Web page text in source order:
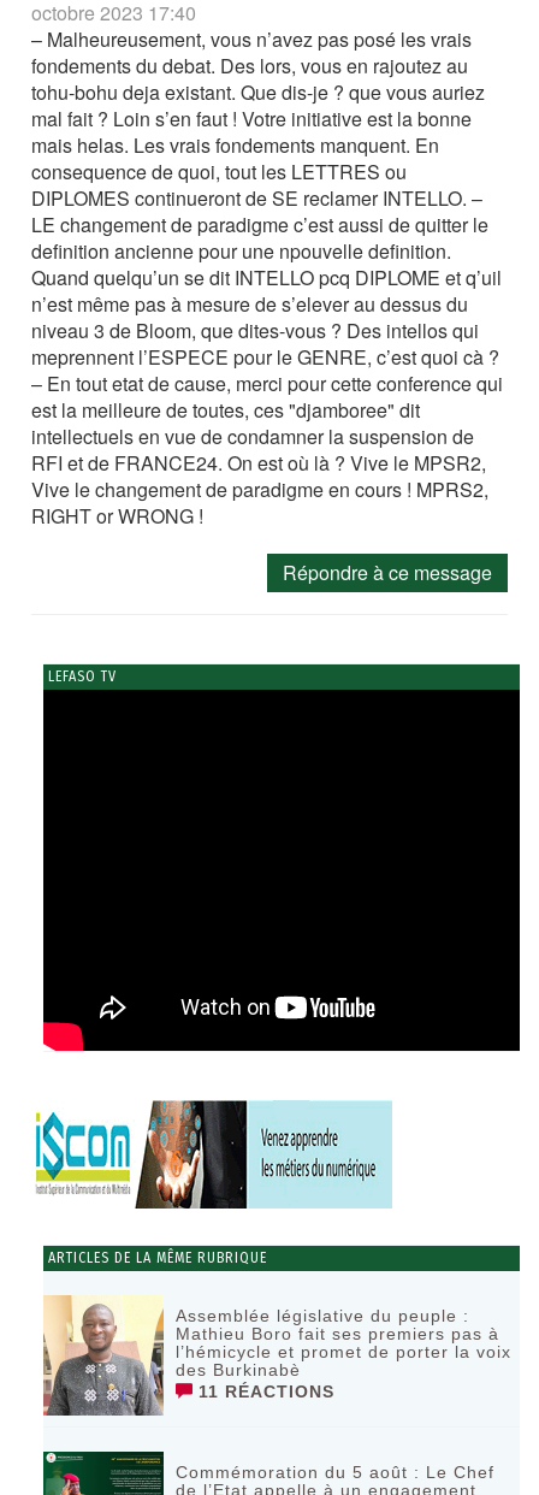
octobre 2023 17:40
– Malheureusement, vous n’avez pas posé les vrais
fondements du debat. Des lors, vous en rajoutez au
tohu-bohu deja existant. Que dis-je ? que vous auriez
mal fait ? Loin s’en faut ! Votre initiative est la bonne
mais helas. Les vrais fondements manquent. En
consequence de quoi, tout les LETTRES ou
DIPLOMES continueront de SE reclamer INTELLO. –
LE changement de paradigme c’est aussi de quitter le
definition ancienne pour une npouvelle definition.
Quand quelqu’un se dit INTELLO pcq DIPLOME et q’uil
n’est même pas à mesure de s’elever au dessus du
niveau 3 de Bloom, que dites-vous ? Des intellos qui
meprennent l’ESPECE pour le GENRE, c’est quoi cà ?
– En tout etat de cause, merci pour cette conference qui
est la meilleure de toutes, ces "djamboree" dit
intellectuels en vue de condamner la suspension de
RFI et de FRANCE24. On est où là ? Vive le MPSR2,
Vive le changement de paradigme en cours ! MPRS2,
RIGHT or WRONG !
Répondre à ce message
LEFASO TV
ARTICLES DE LA MÊME RUBRIQUE
Assemblée législative du peuple :
Mathieu Boro fait ses premiers pas à
l’hémicycle et promet de porter la voix
des Burkinabè
11 RÉACTIONS
Commémoration du 5 août : Le Chef
de l’Etat appelle à un engagement